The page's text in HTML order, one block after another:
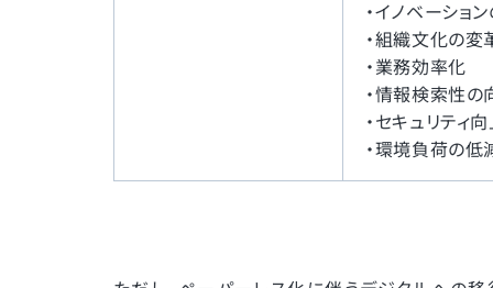
・イノベーショ
・組織文化の変
・業務効率化
・情報検索性の
・セキュリティ
・環境負荷の低